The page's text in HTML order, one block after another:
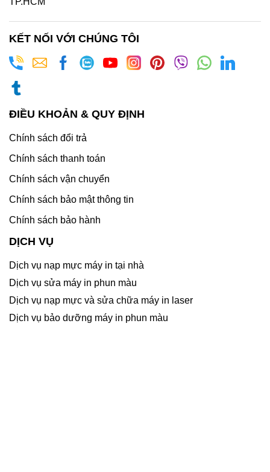
KẾT NỐI VỚI CHÚNG TÔI
ĐIỀU KHOẢN & QUY ĐỊNH
Chính sách đổi trả
Chính sách thanh toán
Chính sách vận chuyển
Chính sách bảo mật thông tin
Chính sách bảo hành
DỊCH VỤ
Dịch vụ nạp mực máy in tại nhà
Dịch vụ sửa máy in phun màu
Dịch vụ nạp mực và sửa chữa máy in laser
Dịch vụ bảo dưỡng máy in phun màu